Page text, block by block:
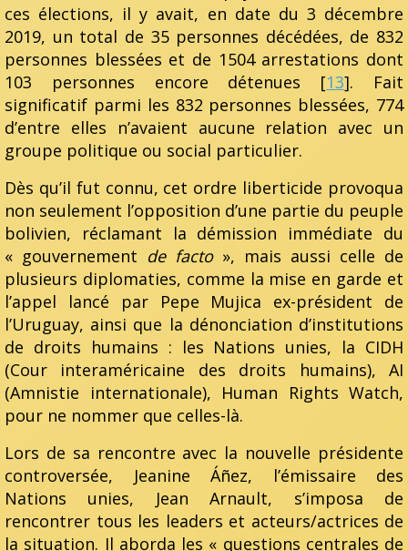
ces élections, il y avait, en date du 3 décembre
2019, un total de 35 personnes décédées, de 832
personnes blessées et de 1504 arrestations dont
103 personnes encore détenues [13]. Fait
significatif parmi les 832 personnes blessées, 774
d’entre elles n’avaient aucune relation avec un
groupe politique ou social particulier.
Dès qu’il fut connu, cet ordre liberticide provoqua
non seulement l’opposition d’une partie du peuple
bolivien, réclamant la démission immédiate du
« gouvernement de facto», mais aussi celle de
plusieurs diplomaties, comme la mise en garde et
l’appel lancé par Pepe Mujica ex-président de
l’Uruguay, ainsi que la dénonciation d’institutions
de droits humains : les Nations unies, la CIDH
(Cour interaméricaine des droits humains), AI
(Amnistie internationale), Human Rights Watch,
pour ne nommer que celles-là.
Lors de sa rencontre avec la nouvelle présidente
controversée, Jeanine Áñez, l’émissaire des
Nations unies, Jean Arnault, s’imposa de
rencontrer tous les leaders et acteurs/actrices de
la situation. Il aborda les « questions centrales de